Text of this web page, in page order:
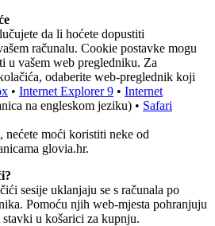
da li hoćete dopustiti
računalu. Cookie postavke mogu
u vašem web pregledniku. Za
odaberite web-preglednik koji
• Internet Explorer 9 • Internet
na engleskom jeziku) • Safari
moći koristiti neke od
glovia.hr.
sesije uklanjaju se s računala po
Pomoću njih web-mjesta pohranjuju
u košarici za kupnju.